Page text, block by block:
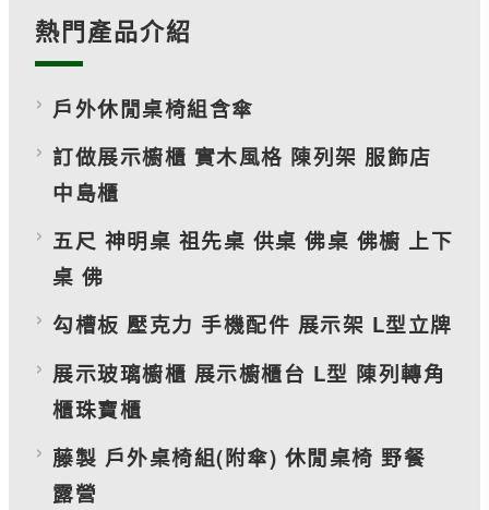
熱門產品介紹
戶外休閒桌椅組含傘
訂做展示櫥櫃 實木風格 陳列架 服飾店
中島櫃
五尺 神明桌 祖先桌 供桌 佛桌 佛櫥 上下
桌 佛
勾槽板 壓克力 手機配件 展示架 L型立牌
展示玻璃櫥櫃 展示櫥櫃台 L型 陳列轉角
櫃珠寶櫃
藤製 戶外桌椅組(附傘) 休閒桌椅 野餐
露營